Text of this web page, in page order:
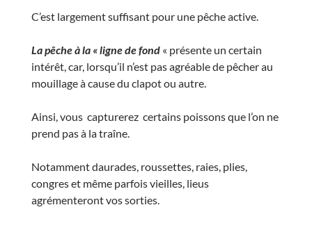
C’est largement suffisant pour une pêche active.
La pêche à la « ligne de fond « présente un certain
intérêt, car, lorsqu’il n’est pas agréable de pêcher au
mouillage à cause du clapot ou autre.
Ainsi, vous capturerez certains poissons que l’on ne
prend pas à la traîne.
Notamment daurades, roussettes, raies, plies,
congres et même parfois vieilles, lieus
agrémenteront vos sorties.